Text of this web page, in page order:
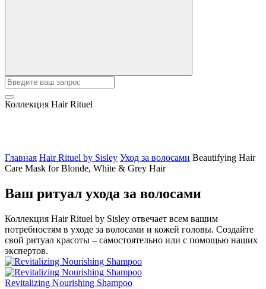
Коллекция Hair Rituel
Главная Hair Rituel by Sisley Уход за волосами Beautifying Hair
Care Mask for Blonde, White & Grey Hair
Ваш ритуал ухода за волосами
Коллекция Hair Rituel by Sisley отвечает всем вашим
потребностям в уходе за волосами и кожей головы. Создайте
свой ритуал красоты – самостоятельно или с помощью наших
экспертов.
Revitalizing Nourishing Shampoo